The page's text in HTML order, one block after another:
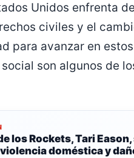
Unidos enfrenta
civiles y el
para avanzar en
son algunos de
los Rockets, Tari
doméstica y